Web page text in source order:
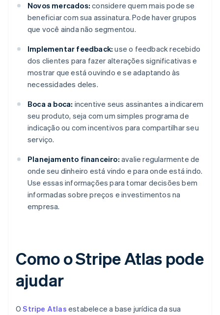
Novos mercados: considere quem mais pode se
beneficiar com sua assinatura. Pode haver grupos
que você ainda não segmentou.
Implementar feedback: use o feedback recebido
dos clientes para fazer alterações significativas e
mostrar que está ouvindo e se adaptando às
necessidades deles.
Boca a boca: incentive seus assinantes a indicarem
seu produto, seja com um simples programa de
indicação ou com incentivos para compartilhar seu
serviço.
Planejamento financeiro: avalie regularmente de
onde seu dinheiro está vindo e para onde está indo.
Use essas informações para tomar decisões bem
informadas sobre preços e investimentos na
empresa.
Como o Stripe Atlas pode
ajudar
OStripe Atlas estabelece a base jurídica da sua